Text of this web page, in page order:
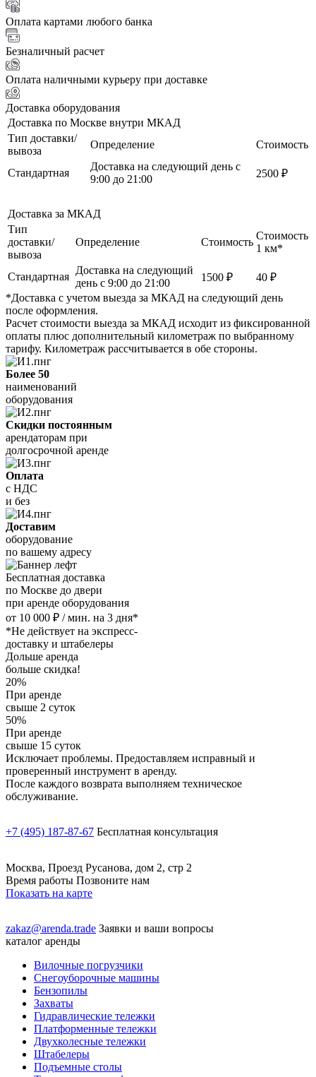
Оплата картами любого банка
Безналичный расчет
Оплата наличными курьеру при доставке
Доставка оборудования
Доставка по Москве внутри МКАД
Тип доставки/
вывоза
Определение Стоимость
Стандартная
Доставка на следующий день с
9:00 до 21:00
2500 ₽
Доставка за МКАД
Тип
доставки/
вывоза
Определение Стоимость
Стоимость
1 км*
Стандартная
Доставка на следующий
день с 9:00 до 21:00
1500 ₽
40 ₽
*Доставка с учетом выезда за МКАД на следующий день
после оформления.
Расчет стоимости выезда за МКАД исходит из фиксированной
оплаты плюс дополнительный километраж по выбранному
тарифу. Километраж рассчитывается в обе стороны.
Более 50
наименований
оборудования
Скидки постоянным
арендаторам при
долгосрочной аренде
Оплата
с НДС
и без
Доставим
оборудование
по вашему адресу
Бесплатная доставка
по Москве до двери
при аренде оборудования
от 10 000 ₽ / мин. на 3 дня*
*Не действует на экспресс-
доставку и штабелеры
Дольше аренда
больше скидка!
20%
При аренде
свыше 2 суток
50%
При аренде
свыше 15 суток
Исключает проблемы. Предоставляем исправный и
проверенный инструмент в аренду.
После каждого возврата выполняем техническое
обслуживание.
+7 (495) 187-87-67 Бесплатная консультация
Москва, Проезд Русанова, дом 2, стр 2
Время работы Позвоните нам
Показать на карте
zakaz@arenda.trade Заявки и ваши вопросы
каталог аренды
Вилочные погрузчики
Снегоуборочные машины
Бензопилы
Захваты
Гидравлические тележки
Платформенные тележки
Двухколесные тележки
Штабелеры
Подъемные столы